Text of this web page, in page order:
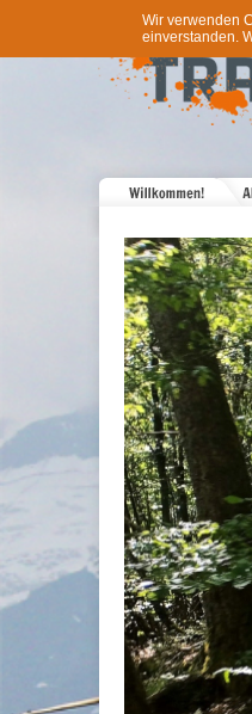
Wir verwenden
einverstanden.